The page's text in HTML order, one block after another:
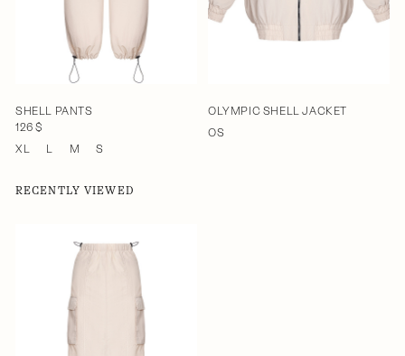
SHELL PANTS
126 $
XL
L M S
OLYMPIC SHELL JACKET
OS
RECENTLY VIEWED